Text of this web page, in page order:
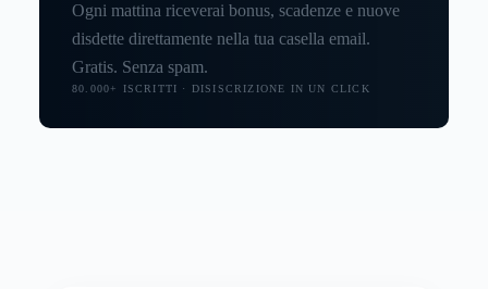
Ogni mattina riceverai bonus, scadenze e nuove
disdette direttamente nella tua casella email.
Gratis. Senza spam.
80.000+ ISCRITTI · DISISCRIZIONE IN UN CLICK